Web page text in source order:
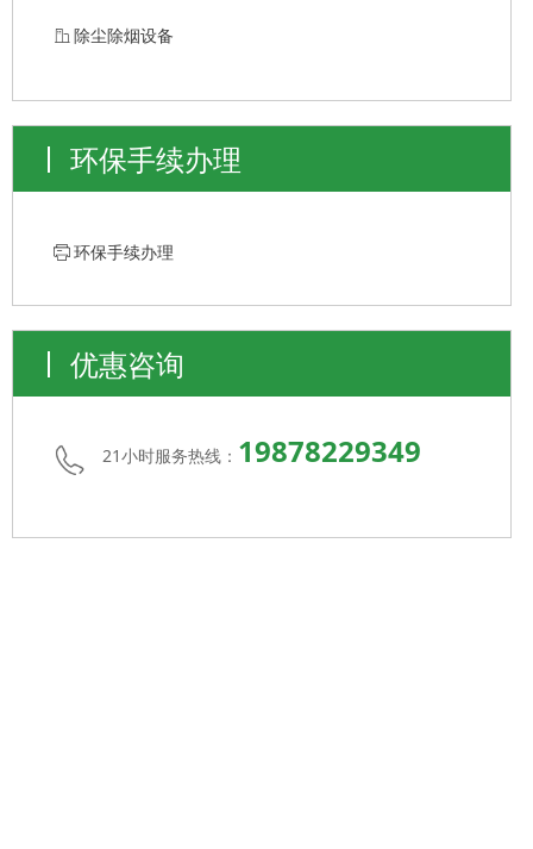
优惠咨询
21小时服务热线： 19878229349
ꀶ 除尘除烟设备
环保手续办理
ꁧ 环保手续办理